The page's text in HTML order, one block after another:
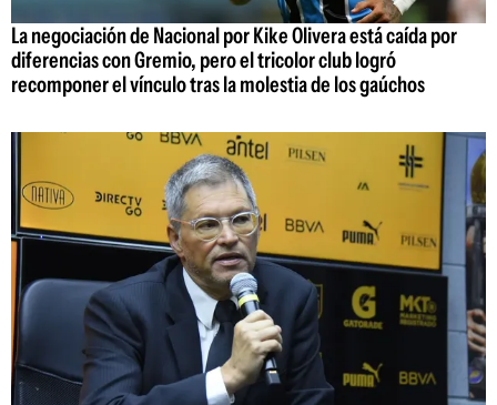
La negociación de Nacional por Kike Olivera está caída por
diferencias con Gremio, pero el tricolor club logró
recomponer el vínculo tras la molestia de los gaúchos